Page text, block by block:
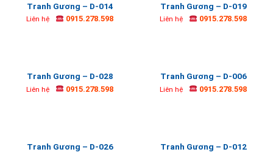
Tranh Gương – D-014
Liên hệ 0915.278.598
Tranh Gương – D-019
Liên hệ 0915.278.598
Tranh Gương – D-028
Liên hệ 0915.278.598
Tranh Gương – D-006
Liên hệ 0915.278.598
Tranh Gương – D-026 Tranh Gương – D-012